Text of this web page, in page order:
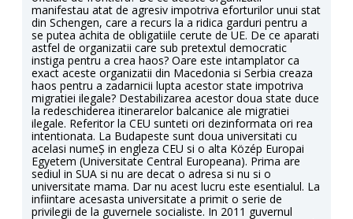
manifestau atat de agresiv impotriva eforturilor unui stat
din Schengen, care a recurs la a ridica garduri pentru a
se putea achita de obligatiile cerute de UE. De ce aparati
astfel de organizatii care sub pretextul democratic
instiga pentru a crea haos? Oare este intamplator ca
exact aceste organizatii din Macedonia si Serbia creaza
haos pentru a zadarnicii lupta acestor state impotriva
migratiei ilegale? Destabilizarea acestor doua state duce
la redeschiderea itinerarelor balcanice ale migratiei
ilegale. Referitor la CEU sunteti ori dezinformata ori rea
intentionata. La Budapeste sunt doua universitati cu
acelasi numeȘ in engleza CEU si o alta Közép Europai
Egyetem (Universitate Central Europeana). Prima are
sediul in SUA si nu are decat o adresa si nu si o
universitate mama. Dar nu acest lucru este esentialul. La
infiintare acesasta universitate a primit o serie de
privilegii de la guvernele socialiste. In 2011 guvernul